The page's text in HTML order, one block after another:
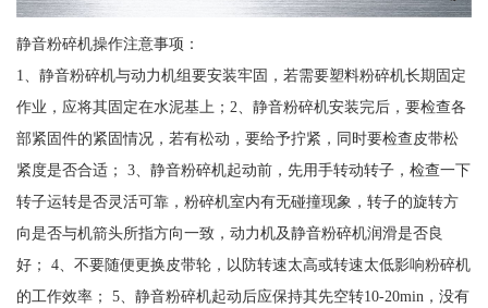
静音粉碎机操作注意事项：
1、静音粉碎机与动力机组要安装牢固，若需要塑料粉碎机长期固定
作业，应将其固定在水泥基上；2、静音粉碎机安装完后，要检查各
部紧固件的紧固情况，若有松动，要给予拧紧，同时要检查皮带松
紧度是否合适； 3、静音粉碎机起动前，先用手转动转子，检查一下
转子运转是否灵活可靠，粉碎机室内有无碰撞现象，转子的旋转方
向是否与机箭头所指方向一致，动力机及静音粉碎机润滑是否良
好； 4、不要随便更换皮带轮，以防转速太高或转速太低影响粉碎机
的工作效率； 5、静音粉碎机起动后应保持其先空转10-20min，没有